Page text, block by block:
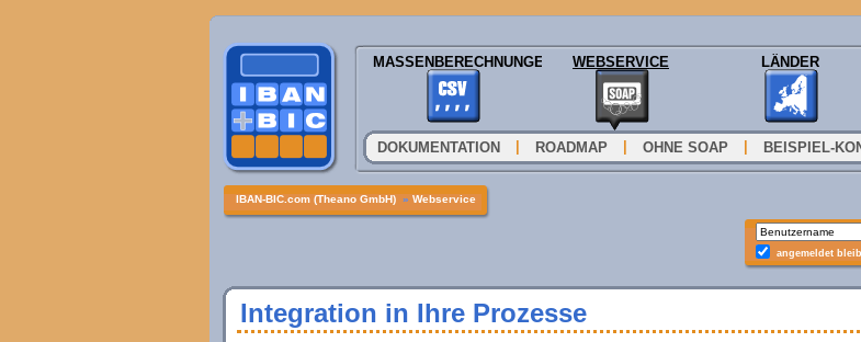
MASSENBERECHNUNGEN WEBSERVICE LÄNDER
DOKUMENTATION ROADMAP OHNE SOAP BEISPIEL-
IBAN-BIC.com (Theano GmbH) » Webservice
angemeldet
Integration in Ihre Prozesse